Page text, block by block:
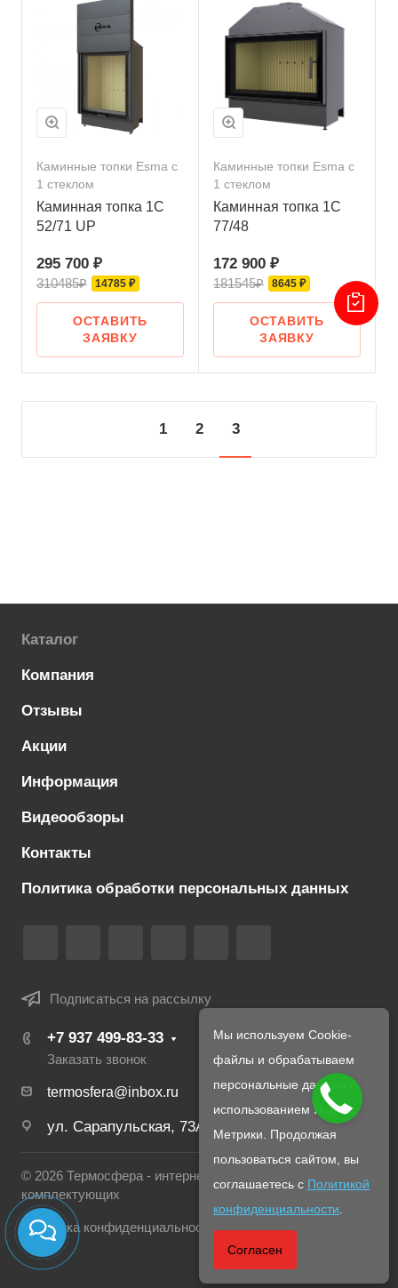
Каминные топки Esma с
1 стеклом
Каминная топка 1С
52/71 UP
295 700 ₽
310485₽ 14785 ₽
ОСТАВИТЬ
ЗАЯВКУ
Каминные топки Esma с
1 стеклом
Каминная топка 1С
77/48
172 900 ₽
181545₽ 8645 ₽
ОСТАВИТЬ
ЗАЯВКУ
1 2 3
Каталог
Компания
Отзывы
Акции
Информация
Видеообзоры
Контакты
Политика обработки персональных данных
Подписаться на рассылку
+7 937 499-83-33
Заказать звонок
termosfera@inbox.ru
ул. Сарапульская, 73А
© 2026 Термосфера - интернет магазин печей и
комплектующих
Политика конфиденциальности
Мы используем Cookie-
файлы и обрабатываем
персональные данные с
использованием Яндекс
Метрики. Продолжая
пользоваться сайтом, вы
соглашаетесь с Политикой
конфиденциальности
Согласен